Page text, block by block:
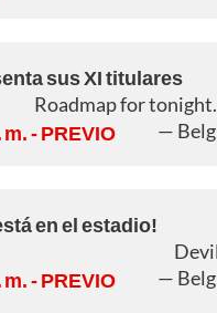
sus XI titulares
Roadmap for
—
m.- PREVIO
en el estadio!
—
m.- PREVIO